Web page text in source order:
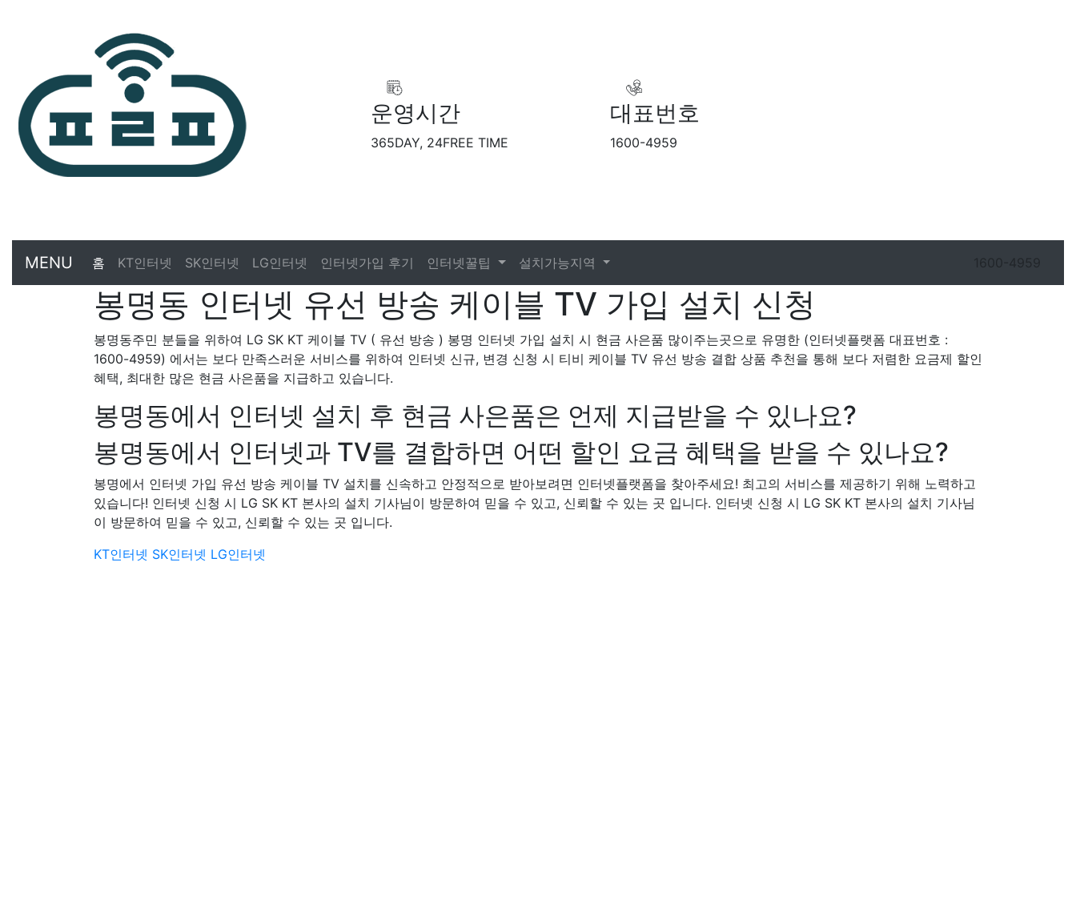
운영시간
365DAY, 24FREE TIME
대표번호
1600-4959
MENU 홈 KT인터넷 SK인터넷 LG인터넷 인터넷가입 후기 인터넷꿀팁 설치가능지역 1600-4959
봉명동 인터넷 유선 방송 케이블 TV 가입 설치 신청
봉명동주민 분들을 위하여 LG SK KT 케이블 TV ( 유선 방송 ) 봉명 인터넷 가입 설치 시 현금 사은품 많이주는곳으로 유명한 (인터넷플랫폼 대표번호 :
1600-4959) 에서는 보다 만족스러운 서비스를 위하여 인터넷 신규, 변경 신청 시 티비 케이블 TV 유선 방송 결합 상품 추천을 통해 보다 저렴한 요금제 할인
혜택, 최대한 많은 현금 사은품을 지급하고 있습니다.
봉명동에서 인터넷 설치 후 현금 사은품은 언제 지급받을 수 있나요?
봉명동에서 인터넷과 TV를 결합하면 어떤 할인 요금 혜택을 받을 수 있나요?
봉명에서 인터넷 가입 유선 방송 케이블 TV 설치를 신속하고 안정적으로 받아보려면 인터넷플랫폼을 찾아주세요! 최고의 서비스를 제공하기 위해 노력하고
있습니다! 인터넷 신청 시 LG SK KT 본사의 설치 기사님이 방문하여 믿을 수 있고, 신뢰할 수 있는 곳 입니다. 인터넷 신청 시 LG SK KT 본사의 설치 기사님
이 방문하여 믿을 수 있고, 신뢰할 수 있는 곳 입니다.
KT인터넷 SK인터넷 LG인터넷